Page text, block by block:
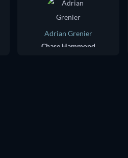
Adrian Grenier
Chase Hammond